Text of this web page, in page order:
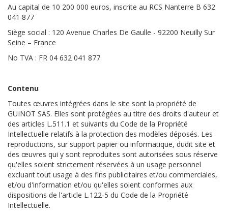
Au capital de 10 200 000 euros, inscrite au RCS Nanterre B 632
041 877
Siège social : 120 Avenue Charles De Gaulle - 92200 Neuilly Sur
Seine – France
No TVA : FR 04 632 041 877
Contenu
Toutes œuvres intégrées dans le site sont la propriété de
GUINOT SAS. Elles sont protégées au titre des droits d'auteur et
des articles L.511.1 et suivants du Code de la Propriété
Intellectuelle relatifs à la protection des modèles déposés. Les
reproductions, sur support papier ou informatique, dudit site et
des œuvres qui y sont reproduites sont autorisées sous réserve
qu'elles soient strictement réservées à un usage personnel
excluant tout usage à des fins publicitaires et/ou commerciales,
et/ou d'information et/ou qu'elles soient conformes aux
dispositions de l'article L.122-5 du Code de la Propriété
Intellectuelle.